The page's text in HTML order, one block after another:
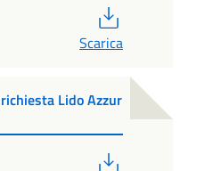
Scarica
Lido Azzur